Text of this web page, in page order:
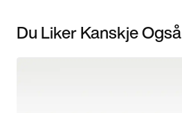
Du Liker Kanskje Også